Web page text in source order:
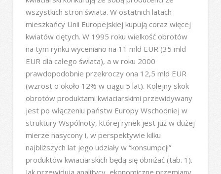
wszystkich stron świata. W ostatnich latach
mieszkańcy Unii Europejskiej kupują coraz więcej
kwiatów ciętych. W 1995 roku wielkość obrotów
na tym rynku wyceniano na 11 mld EUR (35 mld
EUR dla całego świata), a w roku 2000
prawdopodobnie przekroczy ona 12,5 mld EUR
(wzrost o około 12% w ciągu 5 lat). Kolejny skok
obrotów produktami kwiaciarskimi przewidywany
jest po włączeniu państw Europy Wschodniej w
struktury Wspólnoty, której rynek jest już w dużej
mierze nasycony i, w perspektywie kilku
najbliższych lat jego udziały w “konsumpcji”
produktów kwiaciarskich będą się obniżać (tab. 1).